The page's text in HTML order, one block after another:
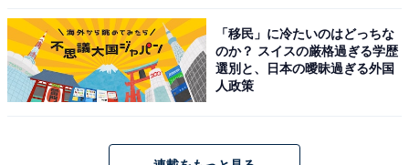
【VGPアワード殿堂入りモデル】デノン Denon CDプレ
Amazonで見る
「移民」に冷たいのはどっちな
のか？ スイスの厳格過ぎる学歴
選別と、日本の曖昧過ぎる外国
人政策